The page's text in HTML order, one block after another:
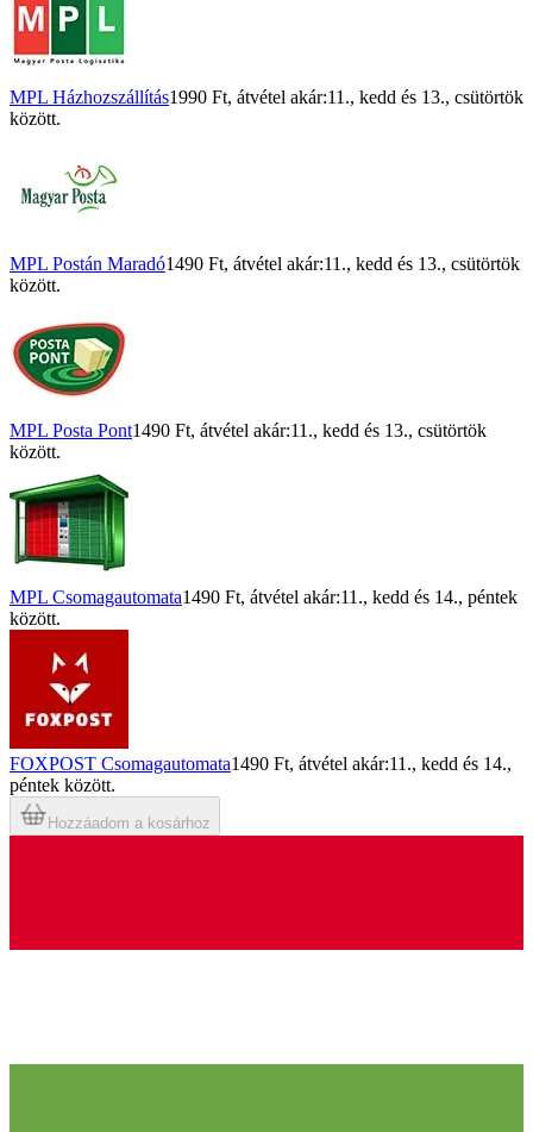
MPL Házhozszállítás1990 Ft, átvétel akár:11., kedd és 13., csütörtök
között.
MPL Postán Maradó1490 Ft, átvétel akár:11., kedd és 13., csütörtök
között.
MPL Posta Pont1490 Ft, átvétel akár:11., kedd és 13., csütörtök
között.
MPL Csomagautomata1490 Ft, átvétel akár:11., kedd és 14., péntek
között.
FOXPOST Csomagautomata1490 Ft, átvétel akár:11., kedd és 14.,
péntek között.
Hozzáadom a kosárhoz